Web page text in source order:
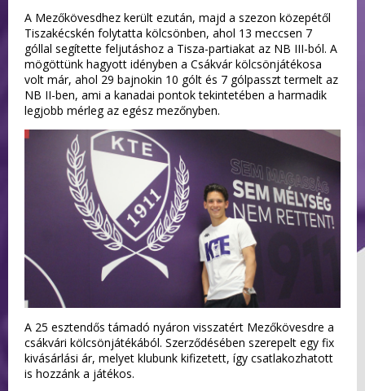
A Mezőkövesdhez került ezután, majd a szezon közepétől
Tiszakécskén folytatta kölcsönben, ahol 13 meccsen 7
góllal segítette feljutáshoz a Tisza-partiakat az NB III-ból. A
mögöttünk hagyott idényben a Csákvár kölcsönjátékosa
volt már, ahol 29 bajnokin 10 gólt és 7 gólpasszt termelt az
NB II-ben, ami a kanadai pontok tekintetében a harmadik
legjobb mérleg az egész mezőnyben.
A 25 esztendős támadó nyáron visszatért Mezőkövesdre a
csákvári kölcsönjátékából. Szerződésében szerepelt egy fix
kivásárlási ár, melyet klubunk kifizetett, így csatlakozhatott
is hozzánk a játékos.